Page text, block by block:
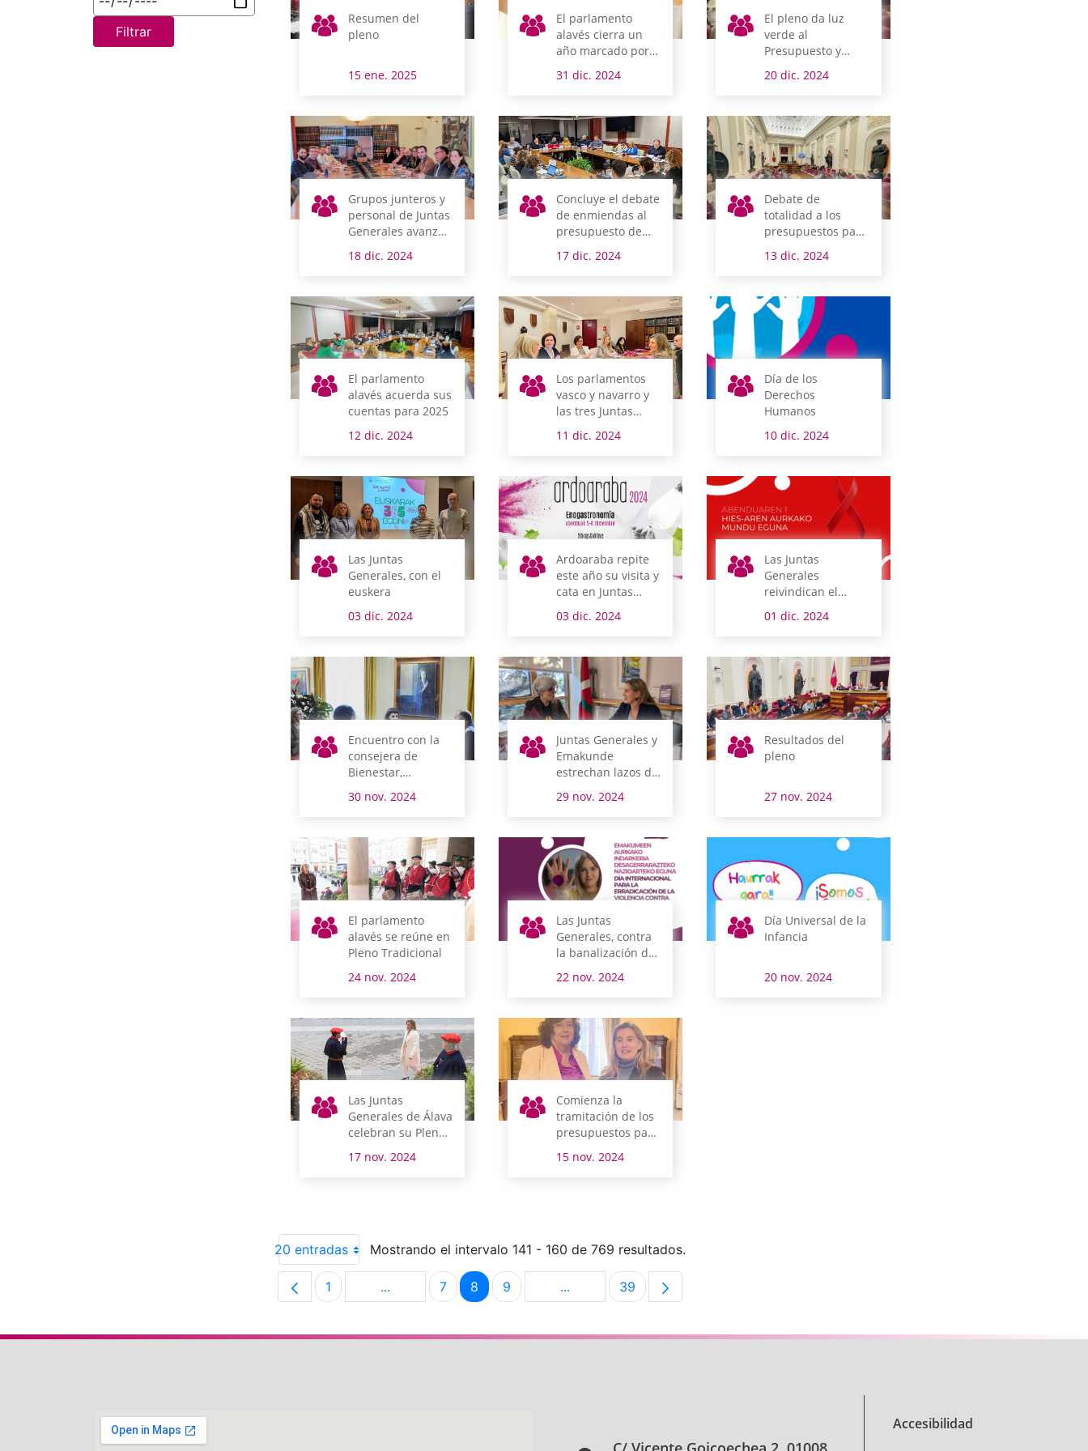
Filtrar
Resumen del
pleno
15 ene. 2025
El parlamento
alavés cierra un
año marcado por
31 dic. 2024
El pleno da luz
verde al
Presupuesto y
tributarias para
20 dic. 2024
Grupos junteros y
personal de Juntas
Generales avanzan
Normalización del
18 dic. 2024
Concluye el debate
de enmiendas al
presupuesto de
votado en pleno el
17 dic. 2024
Debate de
totalidad a los
presupuestos para
13 dic. 2024
El parlamento
alavés acuerda sus
cuentas para 2025
12 dic. 2024
Los parlamentos
vasco y navarro y
las tres Juntas
Generales se
reúnen en Vitoria-
avanzar políticas
de Igualdad
11 dic. 2024
Día de los
Derechos
Humanos
10 dic. 2024
Las Juntas
Generales, con el
euskera
03 dic. 2024
Ardoaraba repite
este año su visita y
cata en Juntas
Generales
03 dic. 2024
Las Juntas
Generales
reivindican el
derecho a la salud,
en el Día del Sida
01 dic. 2024
Encuentro con la
consejera de
Bienestar,
Demográfico
30 nov. 2024
Juntas Generales y
Emakunde
estrechan lazos de
29 nov. 2024
Resultados del
pleno
27 nov. 2024
El parlamento
alavés se reúne en
Pleno Tradicional
24 nov. 2024
Las Juntas
Generales, contra
la banalización de
las mujeres
22 nov. 2024
Día Universal de la
Infancia
20 nov. 2024
Las Juntas
Generales de Álava
celebran su Pleno
Noviembre el
17 nov. 2024
Comienza la
tramitación de los
presupuestos para
15 nov. 2024
20 entradas Mostrando el intervalo 141 - 160 de 769 resultados.
Página
1 ...Páginas intermedias Use TAB para desplazarse.
Página
7 Página
8 Página
9 ...Páginas intermedias Use TAB para desplazarse.
Página
39
Accesibilidad